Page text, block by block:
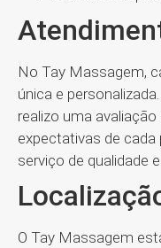
No Tay Massagem,
única e
realizo uma
expectativas de
serviço de qualidade
O Tay Massagem